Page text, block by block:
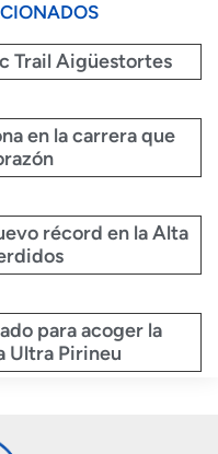
Trail Aigüestortes
en la carrera que
récord en la Alta
para acoger la
Ultra Pirineu